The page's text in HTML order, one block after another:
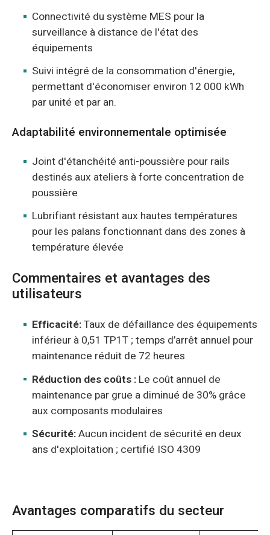
Connectivité du système MES pour la
surveillance à distance de l'état des
équipements
Suivi intégré de la consommation d'énergie,
permettant d'économiser environ 12 000 kWh
par unité et par an.
Adaptabilité environnementale optimisée
Joint d'étanchéité anti-poussière pour rails
destinés aux ateliers à forte concentration de
poussière
Lubrifiant résistant aux hautes températures
pour les palans fonctionnant dans des zones à
température élevée
Commentaires et avantages des
utilisateurs
Efficacité:Taux de défaillance des équipements
inférieur à 0,51 TP1T ; temps d’arrêt annuel pour
maintenance réduit de 72 heures
Réduction des coûts : Le coût annuel de
maintenance par grue a diminué de 30% grâce
aux composants modulaires
Sécurité:Aucun incident de sécurité en deux
ans d'exploitation ; certifié ISO 4309
Avantages comparatifs du secteur